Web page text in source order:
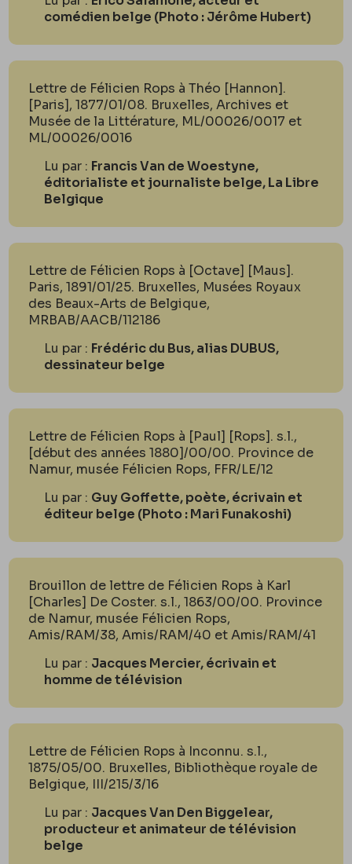
comédien belge (Photo : Jérôme Hubert)
Lettre de Félicien Rops à Théo [Hannon].
[Paris], 1877/01/08. Bruxelles, Archives et
Musée de la Littérature, ML/00026/0017 et
ML/00026/0016
Lu par : Francis Van de Woestyne,
éditorialiste et journaliste belge, La Libre
Belgique
Lettre de Félicien Rops à [Octave] [Maus].
Paris, 1891/01/25. Bruxelles, Musées Royaux
des Beaux-Arts de Belgique,
MRBAB/AACB/112186
Lu par : Frédéric du Bus, alias DUBUS,
dessinateur belge
Lettre de Félicien Rops à [Paul] [Rops]. s.l.,
[début des années 1880]/00/00. Province de
Namur, musée Félicien Rops, FFR/LE/12
Lu par : Guy Goffette, poète, écrivain et
éditeur belge (Photo : Mari Funakoshi)
Brouillon de lettre de Félicien Rops à Karl
[Charles] De Coster. s.l., 1863/00/00. Province
de Namur, musée Félicien Rops,
Amis/RAM/38, Amis/RAM/40 et Amis/RAM/41
Lu par : Jacques Mercier, écrivain et
homme de télévision
Lettre de Félicien Rops à Inconnu. s.l.,
1875/05/00. Bruxelles, Bibliothèque royale de
Belgique, III/215/3/16
Lu par : Jacques Van Den Biggelear,
producteur et animateur de télévision
belge